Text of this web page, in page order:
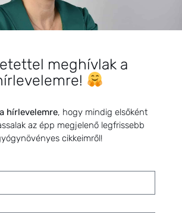
Természetes segítség a fogzáshoz
2019.05.26.
Megvalósult álom, amelyért
érdemes küzdeni!
A női ciklus és az érzelmi viharok –
Természetes támogatás a
meghívlak a
hírlevelemre, hogy mindig elsőként
az épp megjelenő legfrissebb
cikkeimről!